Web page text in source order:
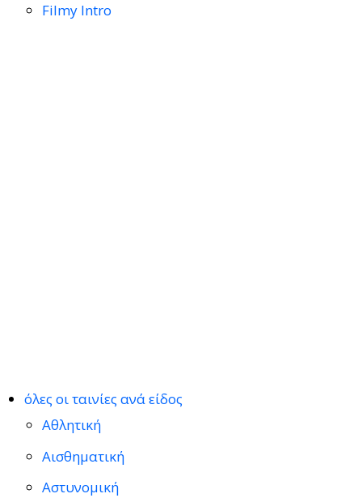
Filmy Intro
όλες οι ταινίες ανά είδος
Αθλητική
Αισθηματική
Αστυνομική